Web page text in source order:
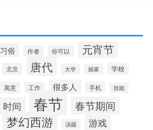
习俗 作者 你可以 元宵节
北京 唐代 大学 娘家 学校
寓意 工作 很多人 手机 技能
时间 春节 春节期间
梦幻西游 汤圆 游戏